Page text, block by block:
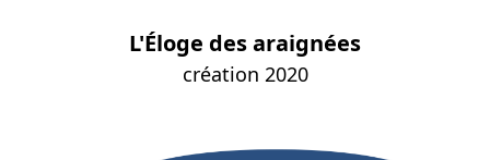
L'Éloge des araignées
création 2020